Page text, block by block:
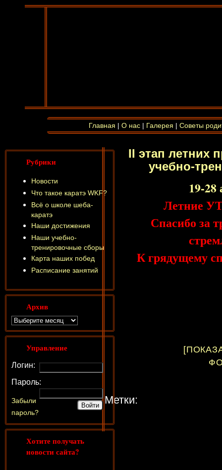
Главная | О нас | Галерея | Советы
II этап летних
учебно-
19-28
Летние
Спасибо за
К грядущему
Метки:
Рубрики
Новости
Что такое каратэ WKF?
Всё о школе шеба-
каратэ
Наши достижения
Наши учебно-
тренировочные сборы
Карта наших побед
Расписание занятий
Архив
Управление
Логин:
Пароль:
Забыли
пароль?
Хотите получать
новости сайта?